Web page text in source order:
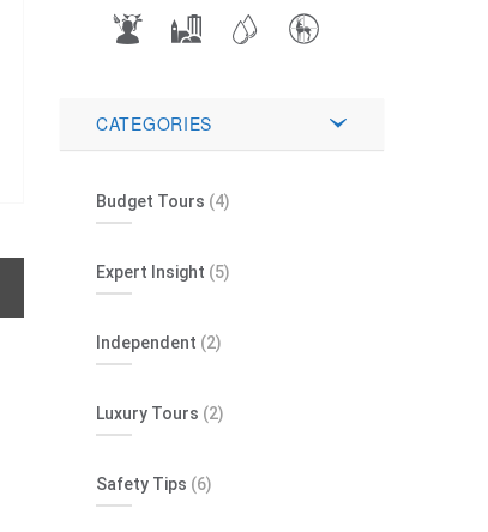
CATEGORIES
Budget Tours (4)
Expert Insight (5)
Independent (2)
Luxury Tours (2)
Safety Tips (6)